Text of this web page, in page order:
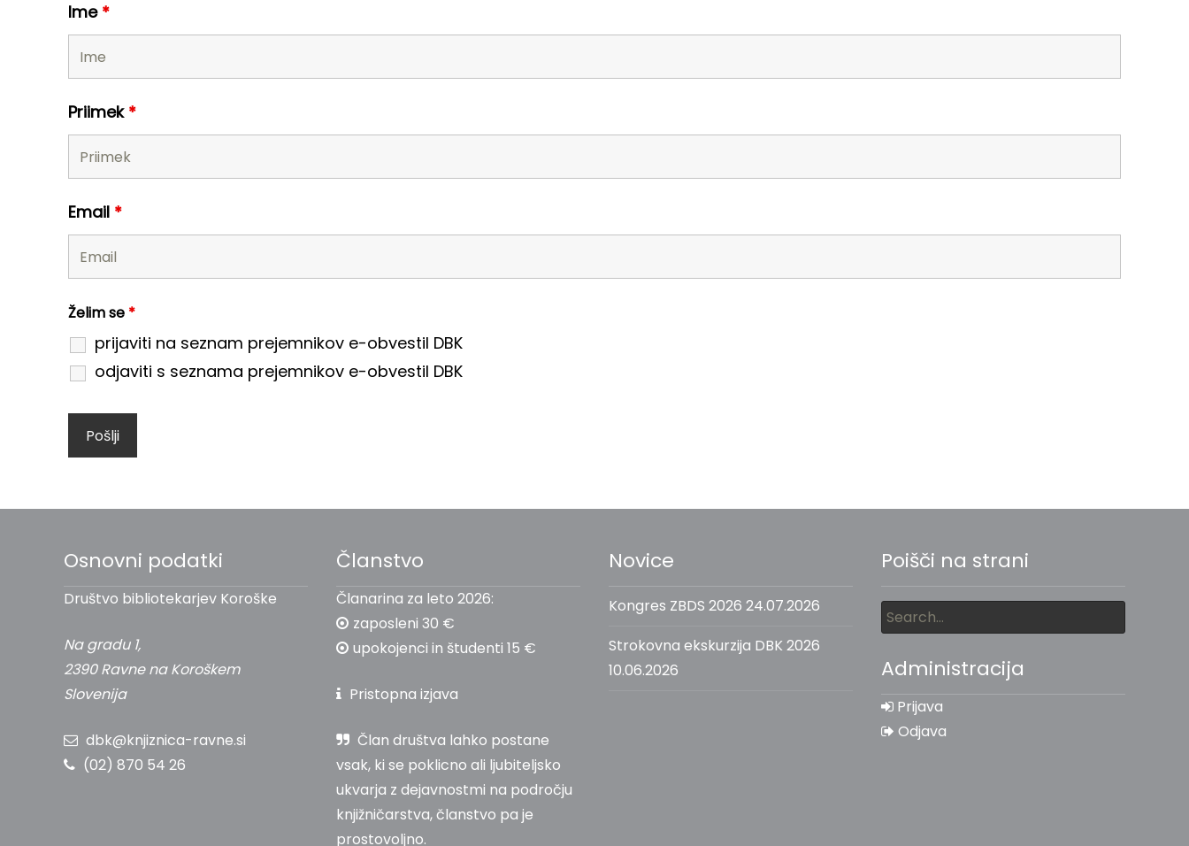
Ime *
Priimek *
Email *
Želim se *
prijaviti na seznam prejemnikov e-obvestil DBK
odjaviti s seznama prejemnikov e-obvestil DBK
Osnovni podatki
Društvo bibliotekarjev Koroške
Na gradu 1,
2390 Ravne na Koroškem
Slovenija
dbk@knjiznica-ravne.si
(02) 870 54 26
Članstvo
Članarina za leto 2026:
zaposleni 30 €
upokojenci in študenti 15 €
Pristopna izjava
Član društva lahko postane
vsak, ki se poklicno ali ljubiteljsko
ukvarja z dejavnostmi na področju
knjižničarstva, članstvo pa je
prostovoljno.
Novice
Kongres ZBDS 2026 24.07.2026
Strokovna ekskurzija DBK 2026
10.06.2026
Poišči na strani
Administracija
Prijava
Odjava